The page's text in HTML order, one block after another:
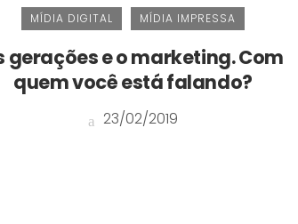
MÍDIA DIGITAL MÍDIA IMPRESSA
gerações e o marketing. Com
quem você está falando?
23/02/2019